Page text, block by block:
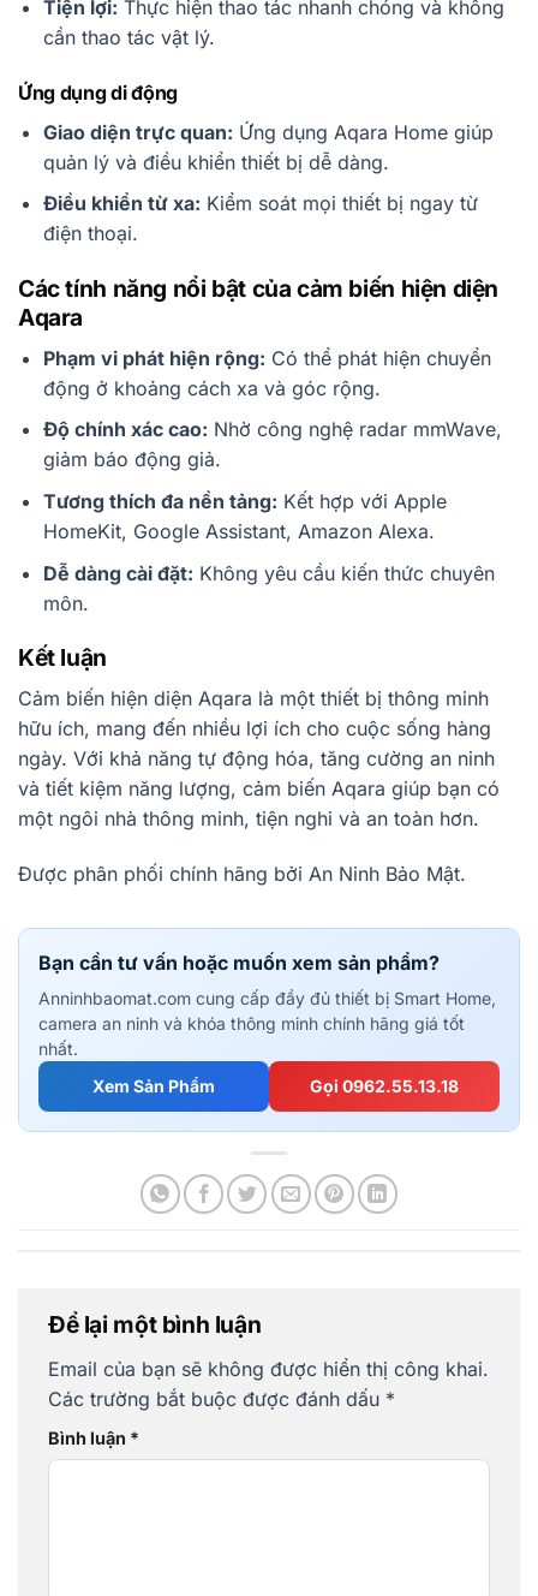
Tiện lợi: Thực hiện thao tác nhanh chóng và không
cần thao tác vật lý.
Ứng dụng di động
Giao diện trực quan: Ứng dụng Aqara Home giúp
quản lý và điều khiển thiết bị dễ dàng.
Điều khiển từ xa: Kiểm soát mọi thiết bị ngay từ
điện thoại.
Các tính năng nổi bật của cảm biến hiện diện
Aqara
Phạm vi phát hiện rộng: Có thể phát hiện chuyển
động ở khoảng cách xa và góc rộng.
Độ chính xác cao: Nhờ công nghệ radar mmWave,
giảm báo động giả.
Tương thích đa nền tảng: Kết hợp với Apple
HomeKit, Google Assistant, Amazon Alexa.
Dễ dàng cài đặt: Không yêu cầu kiến thức chuyên
môn.
Kết luận
Cảm biến hiện diện Aqara là một thiết bị thông minh
hữu ích, mang đến nhiều lợi ích cho cuộc sống hàng
ngày. Với khả năng tự động hóa, tăng cường an ninh
và tiết kiệm năng lượng, cảm biến Aqara giúp bạn có
một ngôi nhà thông minh, tiện nghi và an toàn hơn.
Được phân phối chính hãng bởi An Ninh Bảo Mật.
Bạn cần tư vấn hoặc muốn xem sản phẩm?
Anninhbaomat.com cung cấp đầy đủ thiết bị Smart Home,
camera an ninh và khóa thông minh chính hãng giá tốt
nhất.
Xem Sản Phẩm
Gọi 0962.55.13.18
Để lại một bình luận
Email của bạn sẽ không được hiển thị công khai.
Các trường bắt buộc được đánh dấu *
Bình luận *